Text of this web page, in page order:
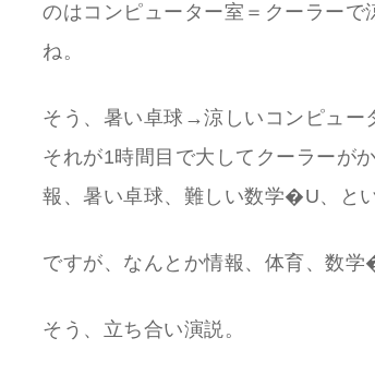
のはコンピューター室＝クーラーで
ね。
そう、暑い卓球→涼しいコンピュー
それが1時間目で大してクーラーが
報、暑い卓球、難しい数学�U、と
ですが、なんとか情報、体育、数
そう、立ち合い演説。